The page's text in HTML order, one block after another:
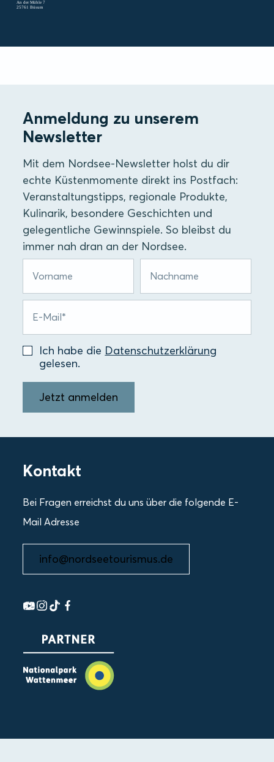
An der Mühle 7
25761 Büsum
Anmeldung zu unserem
Newsletter
Mit dem Nordsee-Newsletter holst du dir
echte Küstenmomente direkt ins Postfach:
Veranstaltungstipps, regionale Produkte,
Kulinarik, besondere Geschichten und
gelegentliche Gewinnspiele. So bleibst du
immer nah dran an der Nordsee.
Ich habe die Datenschutzerklärung
gelesen.
Jetzt anmelden
Kontakt
Bei Fragen erreichst du uns über die folgende E-
Mail Adresse
info@nordseetourismus.de